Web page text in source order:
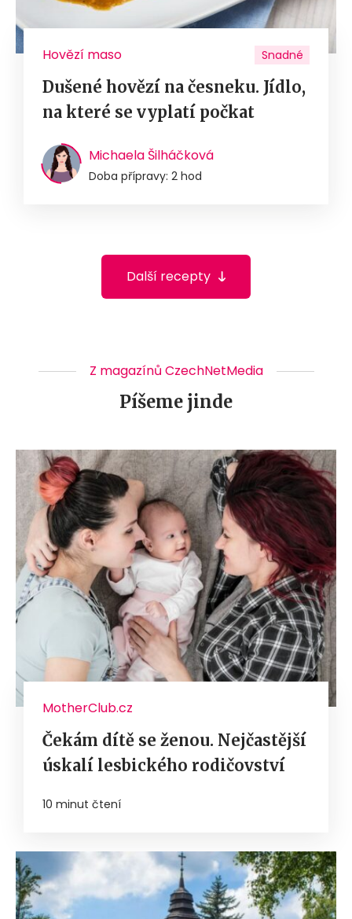
Hovězí maso Snadné
Dušené hovězí na česneku. Jídlo,
na které se vyplatí počkat
Michaela Šilháčková
Doba přípravy: 2 hod
Další recepty
Z magazínů CzechNetMedia
Píšeme jinde
MotherClub.cz
Čekám dítě se ženou. Nejčastější
úskalí lesbického rodičovství
10 minut čtení